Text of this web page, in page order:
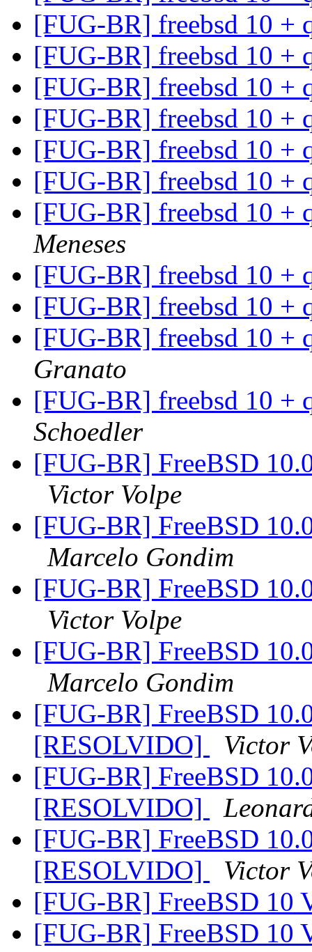
[FUG-BR] freebsd 10 +
[FUG-BR] freebsd 10 +
[FUG-BR] freebsd 10 +
[FUG-BR] freebsd 10 +
[FUG-BR] freebsd 10 +
[FUG-BR] freebsd 10 +
[FUG-BR] freebsd 10 +
Meneses
[FUG-BR] freebsd 10 +
[FUG-BR] freebsd 10 +
[FUG-BR] freebsd 10 +
Granato
[FUG-BR] freebsd 10 +
Schoedler
[FUG-BR] FreeBSD
Victor Volpe
[FUG-BR] FreeBSD
Marcelo Gondim
[FUG-BR] FreeBSD
Victor Volpe
[FUG-BR] FreeBSD
Marcelo Gondim
[FUG-BR] FreeBSD
[RESOLVIDO]
Victor
[FUG-BR] FreeBSD
[RESOLVIDO]
[FUG-BR] FreeBSD
[RESOLVIDO]
Victor
[FUG-BR] FreeBSD
[FUG-BR] FreeBSD